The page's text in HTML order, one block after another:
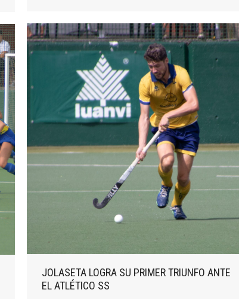
JOLASETA LOGRA SU PRIMER TRIUNFO ANTE
EL ATLÉTICO SS